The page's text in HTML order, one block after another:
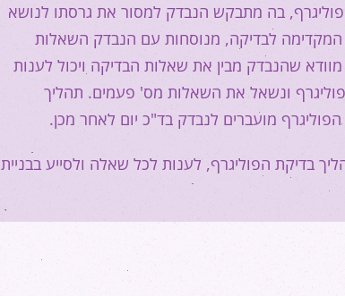
בה מתבקש הנבדק למסור את גרסתו לנושא
לבדיקה, מנוסחות עם הנבדק השאלות
שהנבדק מבין את שאלות הבדיקה ויכול לענות
ונשאל את השאלות מס' פעמים. תהליך
מועברים לנבדק בד"כ יום לאחר מכן.
בדיקת הפוליגרף, לענות לכל שאלה ולסייע בבניית